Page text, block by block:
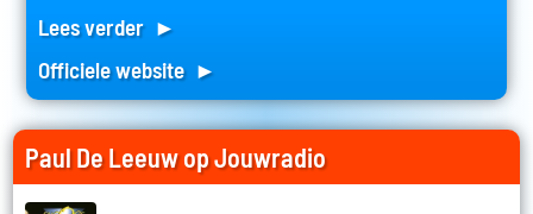
Lees verder ►
Officiele website ►
Paul De Leeuw op Jouwradio